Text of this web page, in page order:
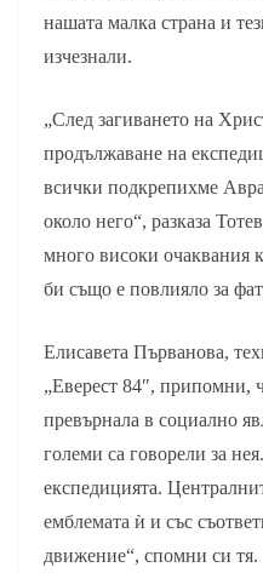
нашата малка страна и
изчезнали.
„След загиването на
продължаване на
всички подкрепихме
около него“, разказа
много високи очаквания
би също е повлияло за
Елисавета Първанова,
„Еверест 84″, припомни,
превърнала в социално
големи са говорели за
експедицията.
емблемата ѝ и със
движение“, спомни си тя.